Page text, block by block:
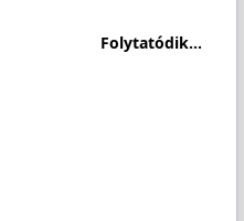
Folytatódik...